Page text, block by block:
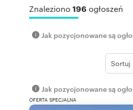
Znaleziono 196 ogłoszeń
Jak pozycjonowane są
Sortuj
Jak pozycjonowane są
OFERTA SPECJALNA